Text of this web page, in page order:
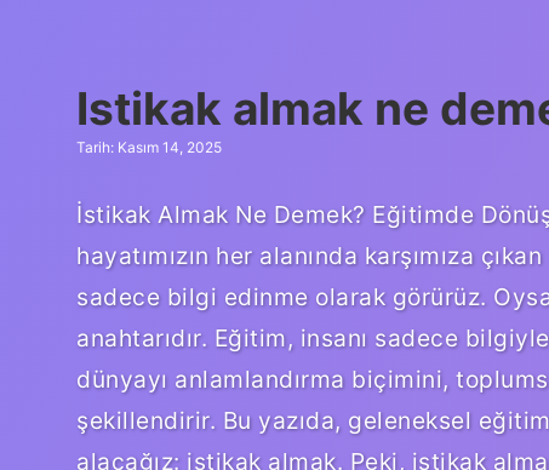
Istikak almak ne
Tarih: Kasım 14, 2025
İstikak Almak Ne Demek? Eğitimde
hayatımızın her alanında karşımıza
sadece bilgi edinme olarak görürüz.
anahtarıdır. Eğitim, insanı sadece
dünyayı anlamlandırma biçimini,
şekillendirir. Bu yazıda, geleneksel
alacağız: istikak almak. Peki, istikak